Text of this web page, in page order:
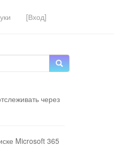
[Вход]
через
Microsoft 365